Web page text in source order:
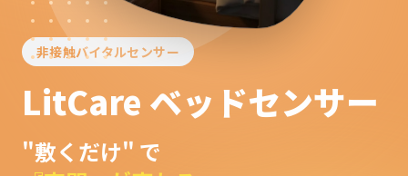
非接触バイタルセンサー
LitCare ベッドセンサー
"敷くだけ" で